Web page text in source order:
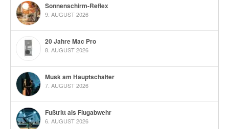
Sonnenschirm-Reflex
9. AUGUST 2026
20 Jahre Mac Pro
8. AUGUST 2026
Musk am Hauptschalter
7. AUGUST 2026
Fußtritt als Flugabwehr
6. AUGUST 2026